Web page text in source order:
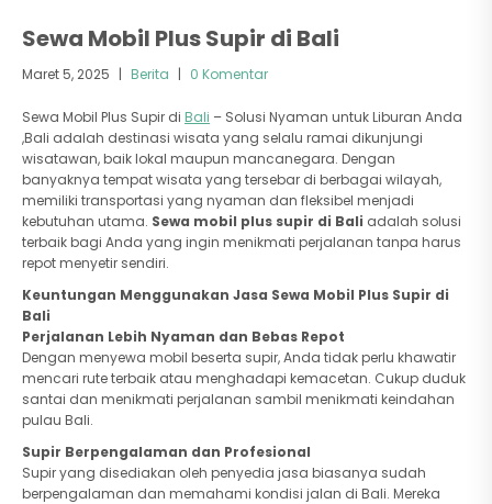
Sewa Mobil Plus Supir di Bali
Maret 5, 2025 | Berita | 0 Komentar
Sewa Mobil Plus Supir di Bali – Solusi Nyaman untuk Liburan Anda
,Bali adalah destinasi wisata yang selalu ramai dikunjungi
wisatawan, baik lokal maupun mancanegara. Dengan
banyaknya tempat wisata yang tersebar di berbagai wilayah,
memiliki transportasi yang nyaman dan fleksibel menjadi
kebutuhan utama. Sewa mobil plus supir di Bali adalah solusi
terbaik bagi Anda yang ingin menikmati perjalanan tanpa harus
repot menyetir sendiri.
Keuntungan Menggunakan Jasa Sewa Mobil Plus Supir di
Bali
Perjalanan Lebih Nyaman dan Bebas Repot
Dengan menyewa mobil beserta supir, Anda tidak perlu khawatir
mencari rute terbaik atau menghadapi kemacetan. Cukup duduk
santai dan menikmati perjalanan sambil menikmati keindahan
pulau Bali.
Supir Berpengalaman dan Profesional
Supir yang disediakan oleh penyedia jasa biasanya sudah
berpengalaman dan memahami kondisi jalan di Bali. Mereka